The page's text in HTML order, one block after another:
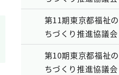
第11期東京都福祉
ちづくり推進協議会
第10期東京都福祉
ちづくり推進協議会